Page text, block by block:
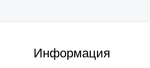
Информация